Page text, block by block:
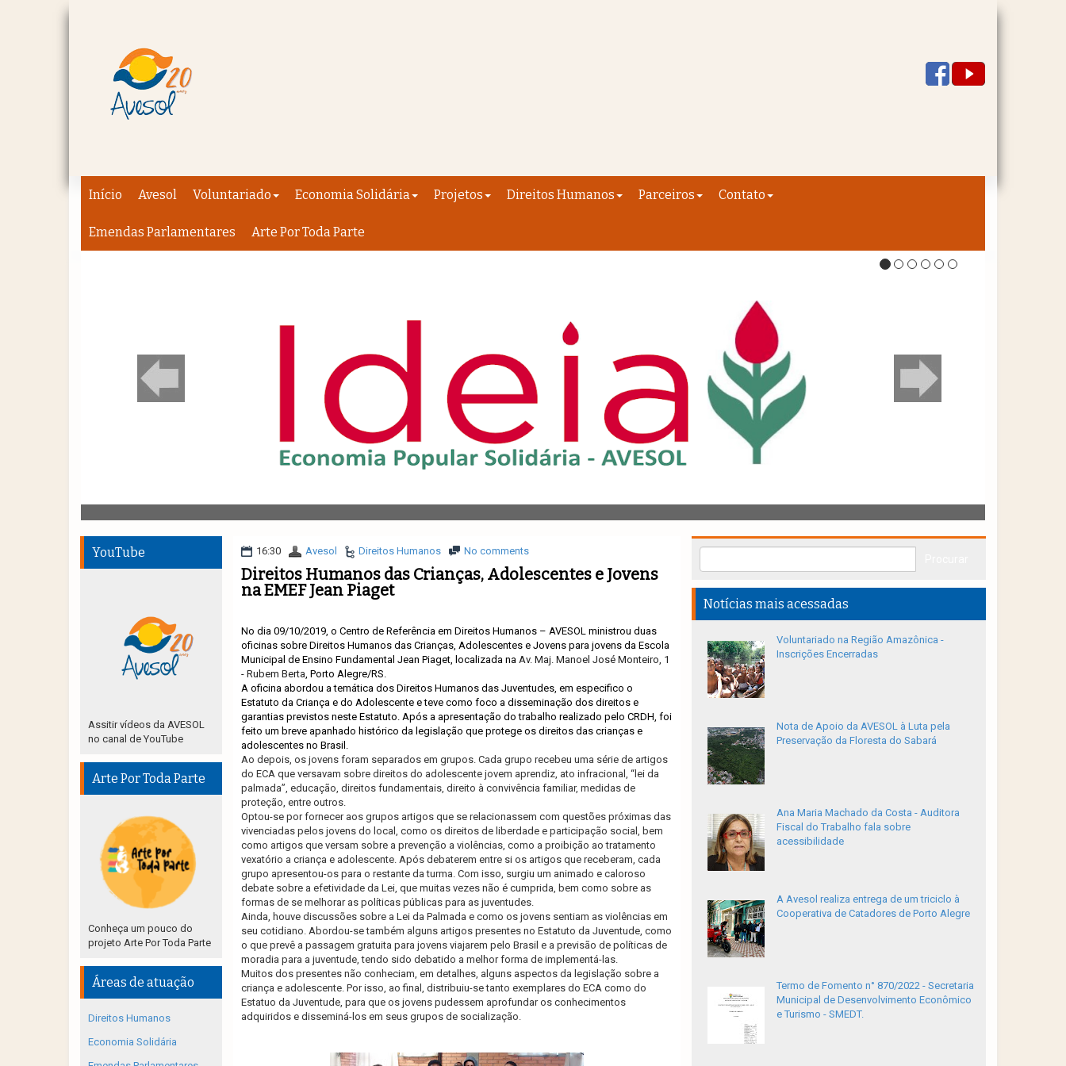
Início Avesol Voluntariado Economia Solidária Projetos Direitos Humanos Parceiros Contato
Emendas Parlamentares Arte Por Toda Parte
16:30 Avesol Direitos Humanos No comments
Direitos Humanos das Crianças, Adolescentes e Jovens
na EMEF Jean Piaget
No dia 09/10/2019, o Centro de Referência em Direitos Humanos – AVESOL ministrou duas
oficinas sobre Direitos Humanos das Crianças, Adolescentes e Jovens para jovens da Escola
Municipal de Ensino Fundamental Jean Piaget, localizada na Av. Maj. Manoel José Monteiro, 1
- Rubem Berta, Porto Alegre/RS.
A oficina abordou a temática dos Direitos Humanos das Juventudes, em especifico o
Estatuto da Criança e do Adolescente eteve como foco a disseminação dos direitos e
garantias previstos neste Estatuto. Após a apresentação do trabalho realizado pelo CRDH, foi
feito um breve apanhado histórico da legislação que protege os direitos das crianças e
adolescentes no Brasil.
Ao depois, os jovens foram separados em grupos. Cada grupo recebeu uma série de artigos
do ECA que versavam sobre direitos do adolescente jovem aprendiz, ato infracional, “lei da
palmada”, educação, direitos fundamentais, direito à convivência familiar, medidas de
proteção, entre outros.
Optou-se por fornecer aos grupos artigos que se relacionassem com questões próximas das
vivenciadas pelos jovens do local, como os direitos de liberdade e participação social, bem
como artigos que versam sobre a prevenção a violências, como a proibição ao tratamento
vexatório a criança e adolescente. Após debaterem entre si os artigos que receberam, cada
grupo apresentou-os para o restante da turma. Com isso, surgiu um animado e caloroso
debate sobre a efetividade da Lei, que muitas vezes não é cumprida, bem como sobre as
formas de se melhorar as políticas públicas para as juventudes.
Ainda, houve discussões sobre a Lei da Palmada e como os jovens sentiam as violências em
seu cotidiano. Abordou-se também alguns artigos presentes no Estatuto da Juventude, como
o que prevê a passagem gratuita para jovens viajarem pelo Brasil e a previsão de políticas de
moradia para a juventude, tendo sido debatido a melhor forma de implementá-las.
Muitos dos presentes não conheciam, em detalhes, alguns aspectos da legislação sobre a
criança e adolescente. Por isso, ao final, distribuiu-se tanto exemplares do ECA como do
Estatuo da Juventude, para que os jovens pudessem aprofundar os conhecimentos
adquiridos e disseminá-los em seus grupos de socialização.
YouTube
Assitir vídeos da AVESOL
no canal de YouTube
Arte Por Toda Parte
Conheça um pouco do
projeto Arte Por Toda Parte
Áreas de atuação
Direitos Humanos
Economia Solidária
Notícias mais acessadas
Voluntariado na Região Amazônica -
Inscrições Encerradas
Nota de Apoio da AVESOL à Luta pela
Preservação da Floresta do Sabará
Ana Maria Machado da Costa - Auditora
Fiscal do Trabalho fala sobre
acessibilidade
A Avesol realiza entrega de um triciclo à
Cooperativa de Catadores de Porto Alegre
Termo de Fomento n° 870/2022 - Secretaria
Municipal de Desenvolvimento Econômico
e Turismo - SMEDT.